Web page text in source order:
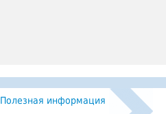
Полезная информация